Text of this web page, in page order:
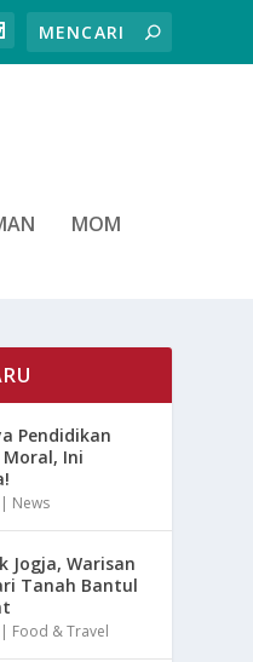
MOM
Pendidikan
Ini
| News
Jogja, Warisan
Tanah Bantul
| Food & Travel